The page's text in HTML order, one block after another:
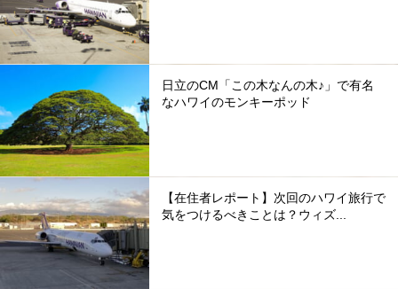
日立のCM「この木なんの木♪」で有名
なハワイのモンキーポッド
【在住者レポート】次回のハワイ旅行で
気をつけるべきことは？ウィズ...